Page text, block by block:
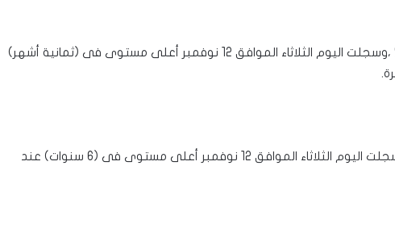
ارتفعت عملة شيبا إينو بحوالي 72% ،وسجلت اليوم الثلاثاء الموافق 12 نوفمبر أعلى مستوى فى (ثمانية أشهر)
ارتفعت عملة الترون بحوالي 16% ،وسجلت اليوم الثلاثاء الموافق 12 نوفمبر أعلى مستوى فى (6 سنوات) عند